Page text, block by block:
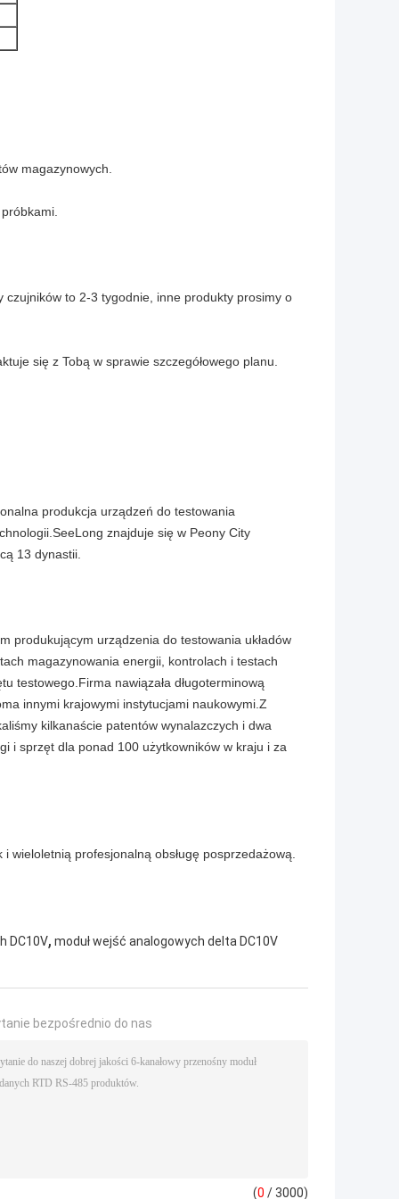
magazynowych.
to 2-3 tygodnie, inne produkty prosimy o
się z Tobą w sprawie szczegółowego planu.
produkcja urządzeń do testowania
znajduje się w Peony City
13 dynastii.
produkującym urządzenia do testowania układów
magazynowania energii, kontrolach i testach
testowego.Firma nawiązała długoterminową
innymi krajowymi instytucjami naukowymi.Z
kilkanaście patentów wynalazczych i dwa
i sprzęt dla ponad 100 użytkowników w kraju i za
wieloletnią profesjonalną obsługę posprzedażową.
DC10V, moduł wejść analogowych delta DC10V
bezpośrednio do nas
(0 / 3000)